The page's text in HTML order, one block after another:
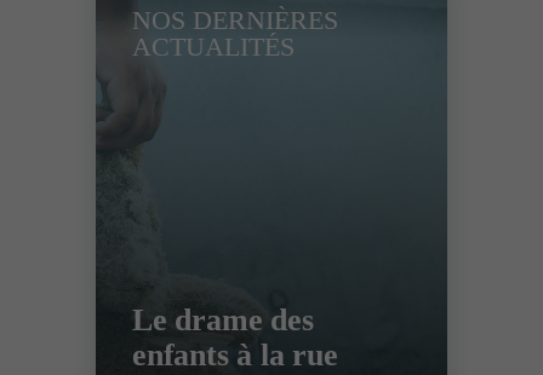
NOS DERNIÈRES
ACTUALITÉS
Le drame des
enfants à la rue